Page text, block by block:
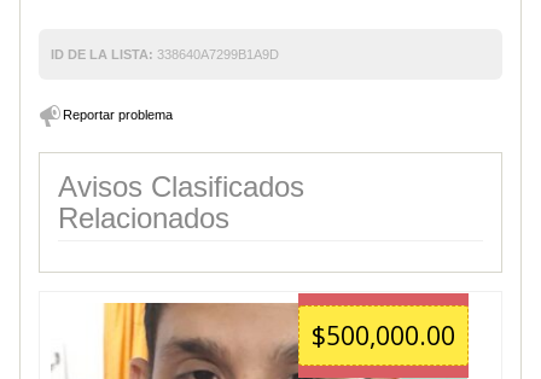
ID DE LA LISTA: 338640A7299B1A9D
Reportar problema
Avisos Clasificados
Relacionados
$500,000.00